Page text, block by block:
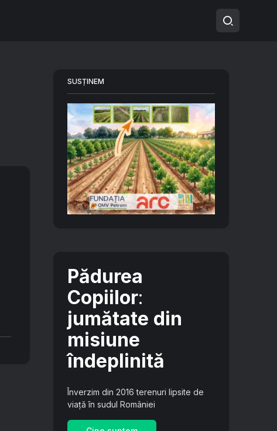
SUSȚINEM
Pădurea
Copiilor:
jumătate din
misiune
îndeplinită
Înverzim din 2016 terenuri lipsite de
viață în sudul României